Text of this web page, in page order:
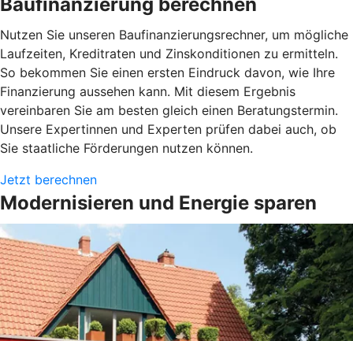
Baufinanzierung berechnen
Nutzen Sie unseren Baufinanzierungsrechner, um mögliche
Laufzeiten, Kreditraten und Zinskonditionen zu ermitteln.
So bekommen Sie einen ersten Eindruck davon, wie Ihre
Finanzierung aussehen kann. Mit diesem Ergebnis
vereinbaren Sie am besten gleich einen Beratungstermin.
Unsere Expertinnen und Experten prüfen dabei auch, ob
Sie staatliche Förderungen nutzen können.
Jetzt berechnen
Modernisieren und Energie sparen